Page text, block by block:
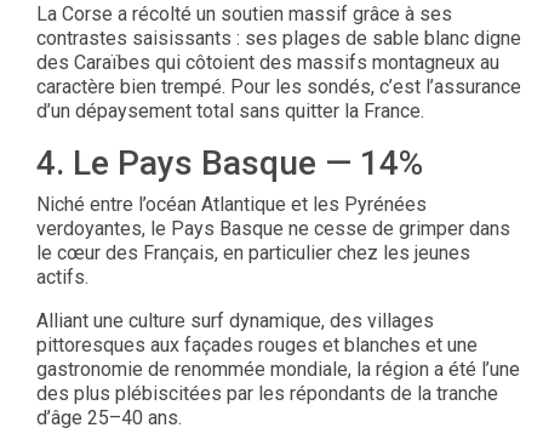
La Corse a récolté un soutien massif grâce à ses
contrastes saisissants : ses plages de sable blanc digne
des Caraïbes qui côtoient des massifs montagneux au
caractère bien trempé. Pour les sondés, c’est l’assurance
d’un dépaysement total sans quitter la France.
4. Le Pays Basque — 14%
Niché entre l’océan Atlantique et les Pyrénées
verdoyantes, le Pays Basque ne cesse de grimper dans
le cœur des Français, en particulier chez les jeunes
actifs.
Alliant une culture surf dynamique, des villages
pittoresques aux façades rouges et blanches et une
gastronomie de renommée mondiale, la région a été l’une
des plus plébiscitées par les répondants de la tranche
d’âge 25–40 ans.